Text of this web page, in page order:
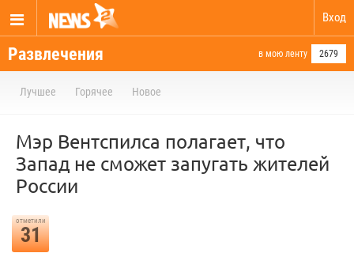
Вход
Развлечения в мою ленту 2679
Лучшее Горячее Новое
Мэр Вентспилса полагает, что
Запад не сможет запугать жителей
России
отметили
31